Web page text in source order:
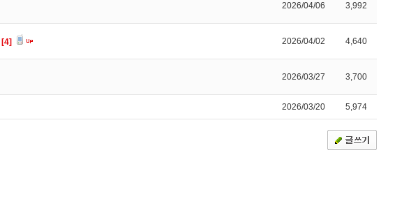
2026/04/06 3,992
[4] 2026/04/02 4,640
2026/03/27 3,700
2026/03/20 5,974